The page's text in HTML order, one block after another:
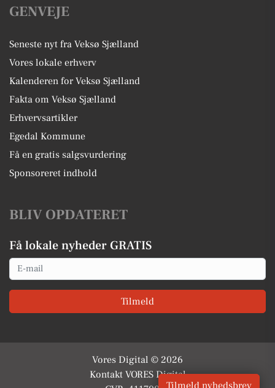
GENVEJE
Seneste nyt fra Veksø Sjælland
Vores lokale erhverv
Kalenderen for Veksø Sjælland
Fakta om Veksø Sjælland
Erhvervsartikler
Egedal Kommune
Få en gratis salgsvurdering
Sponsoreret indhold
BLIV OPDATERET
Få lokale nyheder GRATIS
Email
Tilmeld
Vores Digital © 2026
Kontakt VORES Digital
Tilmeld nyhedsbrev